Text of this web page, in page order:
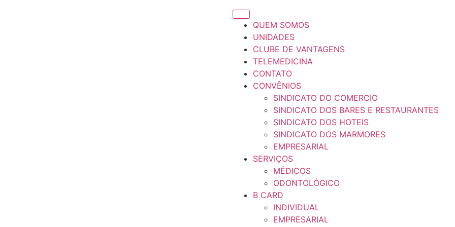
QUEM SOMOS
UNIDADES
CLUBE DE VANTAGENS
TELEMEDICINA
CONTATO
CONVÊNIOS
SINDICATO DO COMERCIO
SINDICATO DOS BARES E RESTAURANTES
SINDICATO DOS HOTEIS
SINDICATO DOS MARMORES
EMPRESARIAL
SERVIÇOS
MÉDICOS
ODONTOLÓGICO
B CARD
INDIVIDUAL
EMPRESARIAL